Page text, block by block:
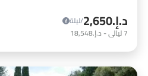
د.إ.‏2,650
/ليلة
7ليالي- د.إ.‏18,548